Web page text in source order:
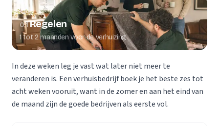
01Regelen
1 tot 2 maanden voor de verhuizing
In deze weken leg je vast wat later niet meer te
veranderen is. Een verhuisbedrijf boek je het beste zes tot
acht weken vooruit, want in de zomer en aan het eind van
de maand zijn de goede bedrijven als eerste vol.